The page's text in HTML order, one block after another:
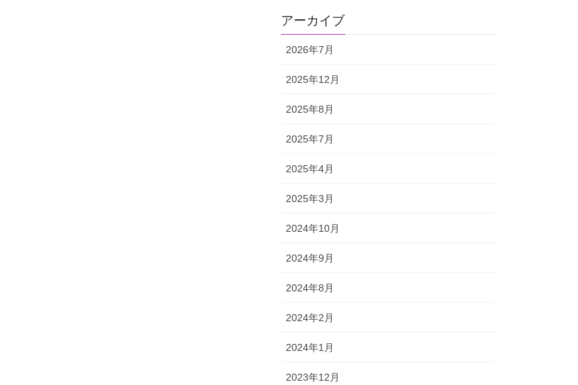
アーカイブ
2026年7月
2025年12月
2025年8月
2025年7月
2025年4月
2025年3月
2024年10月
2024年9月
2024年8月
2024年2月
2024年1月
2023年12月